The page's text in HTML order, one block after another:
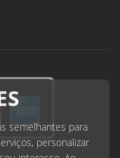
semelhantes para
personalizar